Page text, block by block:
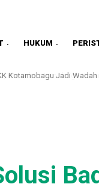
HUKUM
Kotamobagu